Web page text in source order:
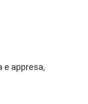
e appresa,